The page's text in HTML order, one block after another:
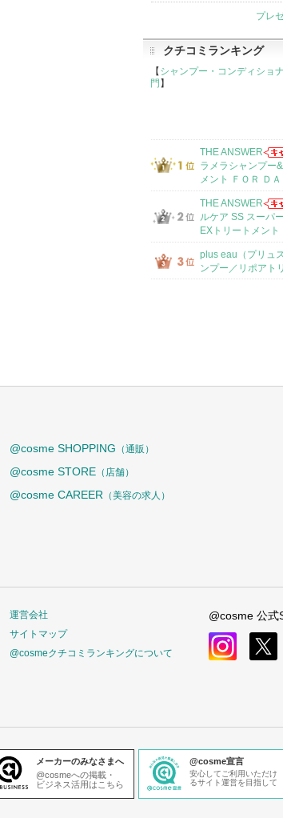
プレ
クチコミランキング
【 シャンプー・コンディショ
門 】
THE ANSWER
ラメラシャンプー
メント ＦＯＲ Ｄ
THE ANSWER
ルケア SS スーパ
EXトリートメント
plus eau（プリュ
ンプー／リポアト
@cosme SHOPPING （通販）
@cosme STORE （店舗）
@cosme CAREER （美容の求人）
運営会社
サイトマップ
@cosmeクチコミランキングについて
@cosme 公式
メーカーのみなさまへ
@cosmeへの掲載・
ビジネス活用はこちら
@cosme宣言
安心してご利用いただけ
るサイト運営を目指して